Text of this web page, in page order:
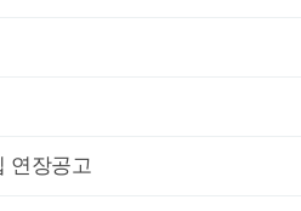
연장공고